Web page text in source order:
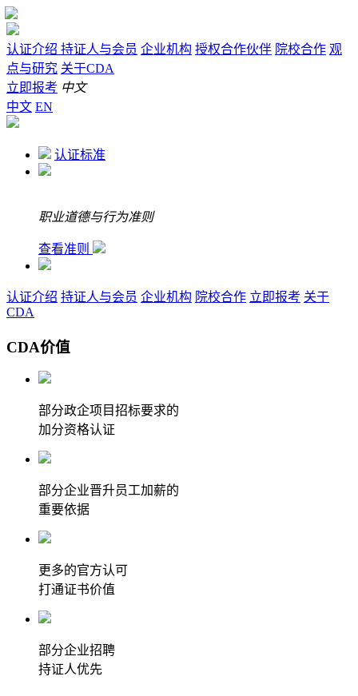
认证介绍 持证人与会员 企业机构 授权合作伙伴 院校合作 观
点与研究 关于CDA
立即报考 中文
中文 EN
认证标准
职业道德与行为准则
查看准则
认证介绍 持证人与会员 企业机构 院校合作 立即报考 关于
CDA
CDA价值
部分政企项目招标要求的
加分资格认证
部分企业晋升员工加薪的
重要依据
更多的官方认可
打通证书价值
部分企业招聘
持证人优先